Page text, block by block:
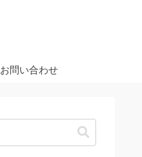
お問い合わせ